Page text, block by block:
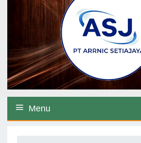
Menu